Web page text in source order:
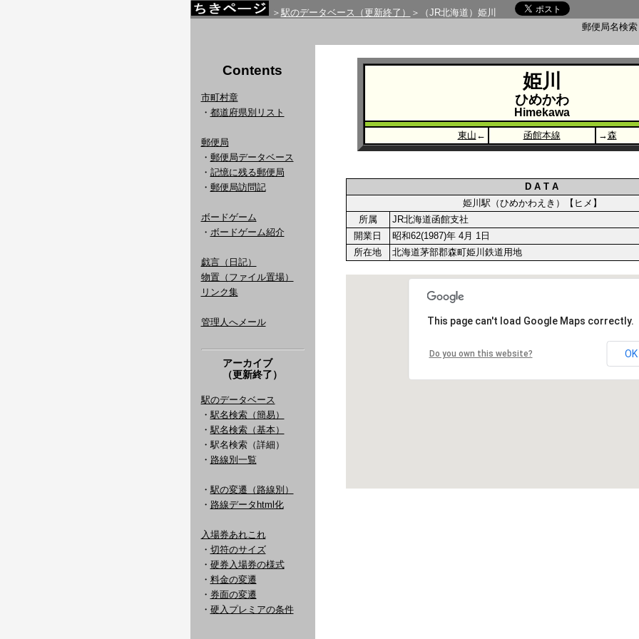
＞ 駅のデータベース（更新終了）
＞（JR北海道）姫川
郵便局名検
Contents
市町村章
・ 都道府県別リスト
郵便局
・ 郵便局データベース
・ 記憶に残る郵便局
・ 郵便局訪問記
ボードゲーム
・ ボードゲーム紹介
戯言（日記）
物置（ファイル置場）
リンク集
管理人へメール
アーカイブ
（更新終了）
駅のデータベース
・ 駅名検索（簡易）
・ 駅名検索（基本）
・駅名検索（詳細）
・ 路線別一覧
・ 駅の変遷（路線別）
・ 路線データhtml化
入場券あれこれ
・ 切符のサイズ
・ 硬券入場券の様式
・ 料金の変遷
・ 券面の変遷
・ 硬入プレミアの条件
姫川
ひめかわ
Himekawa
東山 ← 函館本線 →森
D A T A
姫川駅（ひめかわえき）【ヒメ】
所属
JR北海道函館支社
開業日
昭和62(1987)年 4月 1日
所在地
北海道茅部郡森町姫川鉄道用地